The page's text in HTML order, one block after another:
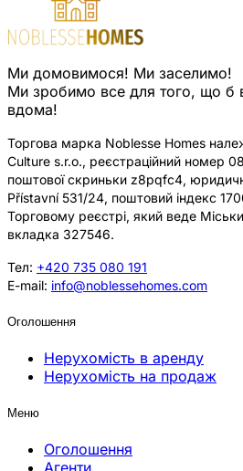
Ми домовимося! Ми заселимо!
Ми зробимо все для того, що б
вдома!
Торгова марка Noblesse Homes
Culture s.r.o., реєстраційний номер
поштової скриньки z8pqfc4,
Přístavní 531/24, поштовий індекс
Торговому реєстрі, який веде
вкладка 327546.
Тел: +420 735 080 191
E-mail: info@noblessehomes.com
Оголошення
Нерухомість в аренду
Нерухомість на продаж
Меню
Оголошення